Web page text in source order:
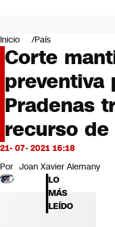
Negocios
Deportes
Programas completos
Cultura
Servicios
Bits
CNN tiempo
Futuro 360
Inicio País
Corte
preventiva
Pradenas
recurso
21- 07- 2021 16:18
Por Joan Xavier Alemany
LO
MÁS
LEÍDO